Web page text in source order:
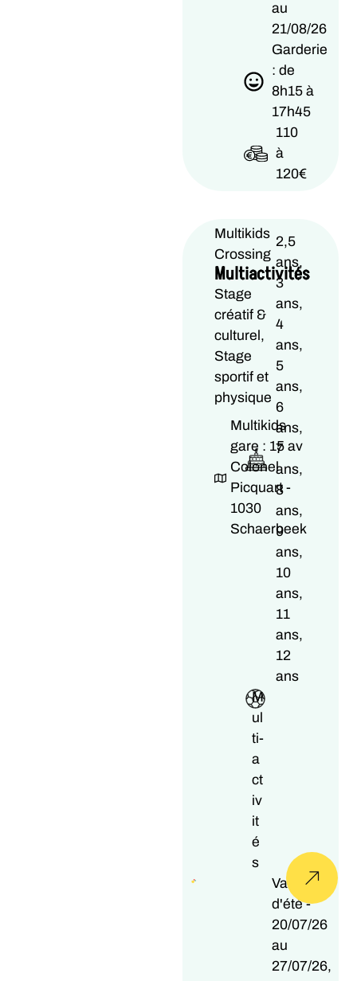
au
21/08/26
Garderie
: de
8h15 à
17h45
110
à
120€
Multikids
Crossing
Multiactivités
Stage
créatif &
culturel,
Stage
sportif et
physique
Multikids
gare : 15 av
Colonel
Picquart -
1030
Schaerbeek
2,5
ans,
3
ans,
4
ans,
5
ans,
6
ans,
7
ans,
8
ans,
9
ans,
10
ans,
11
ans,
12
ans
M
ul
ti-
a
ct
iv
it
é
s
Vacances
d'été -
20/07/26
au
27/07/26,